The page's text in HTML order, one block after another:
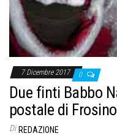
7 Dicembre 2017 0
Due finti Babbo
postale di
Di REDAZIONE